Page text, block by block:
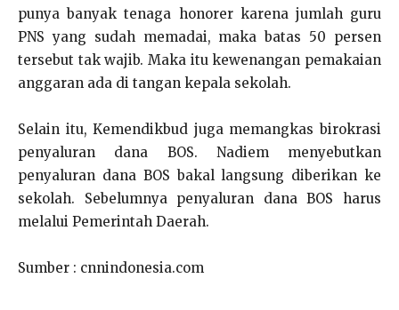
punya banyak tenaga honorer karena jumlah guru
PNS yang sudah memadai, maka batas 50 persen
tersebut tak wajib. Maka itu kewenangan pemakaian
anggaran ada di tangan kepala sekolah.
Selain itu, Kemendikbud juga memangkas birokrasi
penyaluran dana BOS. Nadiem menyebutkan
penyaluran dana BOS bakal langsung diberikan ke
sekolah. Sebelumnya penyaluran dana BOS harus
melalui Pemerintah Daerah.
Sumber : cnnindonesia.com